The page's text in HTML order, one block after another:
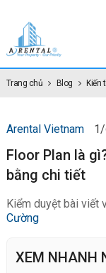
Trang chủ Blog Kiến
Arental Vietnam
Floor Plan là
bằng chi tiết
Kiểm duyệt bài viết
Cường
XEM NHANH